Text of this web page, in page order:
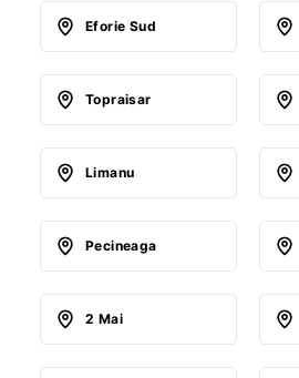
Eforie Sud
Topraisar
Limanu
Pecineaga
2 Mai